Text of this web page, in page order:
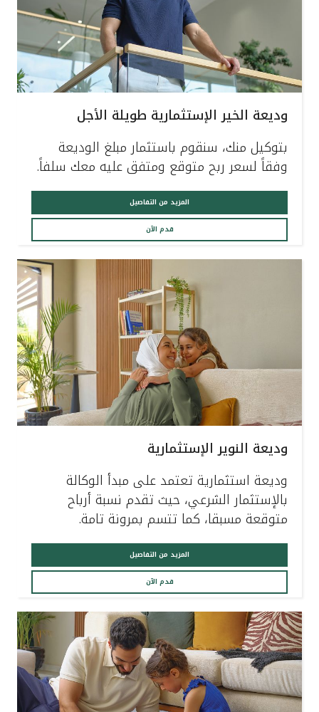
اتصل بنا
مواقع الفروع وأجهزة الصرف الآلي
ألمانيا
ماليزيا
تركيا
مصر
المملكة المتحدة
وديعة الخير الإستثمارية طويلة الأجل
بتوكيل منك، سنقوم باستثمار مبلغ الوديعة
وفقاً لسعر ربح متوقع ومتفق عليه معك سلفاً.
المزيد من التفاصيل
قدم الآن
وديعة النوير الإستثمارية
وديعة استثمارية تعتمد على مبدأ الوكالة
بالإستثمار الشرعي، حيث تقدم نسبة أرباح
متوقعة مسبقا، كما تتسم بمرونة تامة.
المزيد من التفاصيل
قدم الآن